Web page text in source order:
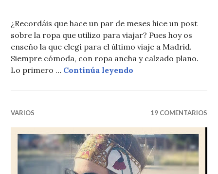
¿Recordáis que hace un par de meses hice un post
sobre la ropa que utilizo para viajar? Pues hoy os
enseño la que elegí para el último viaje a Madrid.
Siempre cómoda, con ropa ancha y calzado plano.
Lo primero … Continúa leyendo
VARIOS 19 COMENTARIOS